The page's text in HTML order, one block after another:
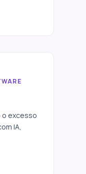
o excesso
IA,